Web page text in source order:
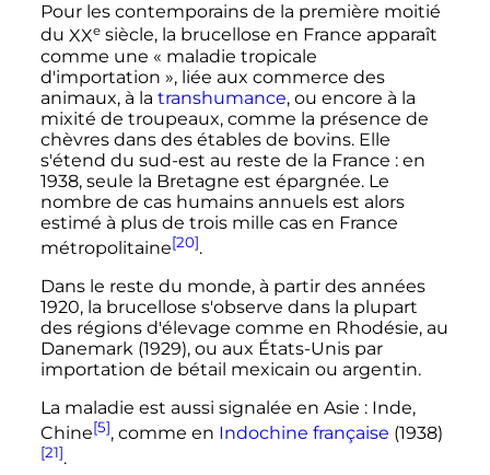
Pour les contemporains de la première moitié
du XXe siècle, la brucellose en France apparaît
comme une « maladie tropicale
d'importation », liée aux commerce des
animaux, à la transhumance, ou encore à la
mixité de troupeaux, comme la présence de
chèvres dans des étables de bovins. Elle
s'étend du sud-est au reste de la France : en
1938, seule la Bretagne est épargnée. Le
nombre de cas humains annuels est alors
estimé à plus de trois mille cas en France
métropolitaine[20].
Dans le reste du monde, à partir des années
1920, la brucellose s'observe dans la plupart
des régions d'élevage comme en Rhodésie, au
Danemark (1929), ou aux États-Unis par
importation de bétail mexicain ou argentin.
La maladie est aussi signalée en Asie : Inde,
Chine[5], comme en Indochine française (1938)
[21].